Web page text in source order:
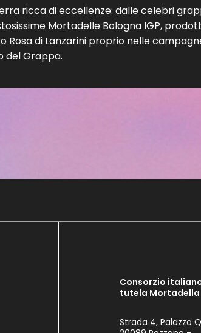
ricca di eccellenze: dalle celebri
Mortadelle Bologna IGP,
Rosa di Lanzarini proprio nelle
del Grappa.
Consorzio
tutela Mortadella
Strada 4, Palazzo